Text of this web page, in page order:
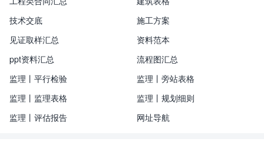
技术交底
施工方案
见证取样汇总
资料范本
ppt资料汇总
流程图汇总
监理丨平行检验
监理丨旁站表格
监理丨监理表格
监理丨规划细则
监理丨评估报告
网址导航